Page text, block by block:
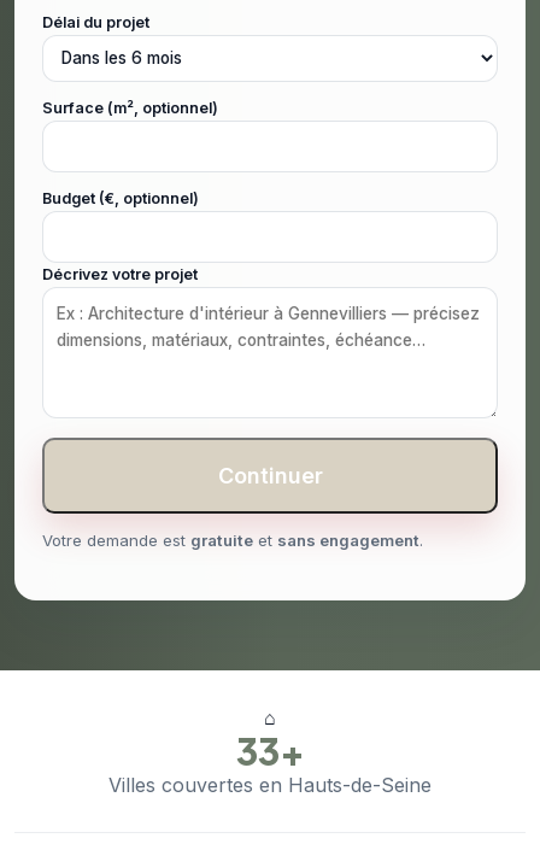
Délai du projet
Surface (m², optionnel)
Budget (€, optionnel)
Décrivez votre projet
Continuer
Votre demande est gratuite et sans engagement.
⌂
33+
Villes couvertes en Hauts-de-Seine